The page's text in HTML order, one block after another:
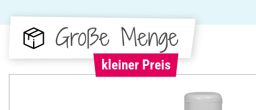
Große Menge
kleiner Preis